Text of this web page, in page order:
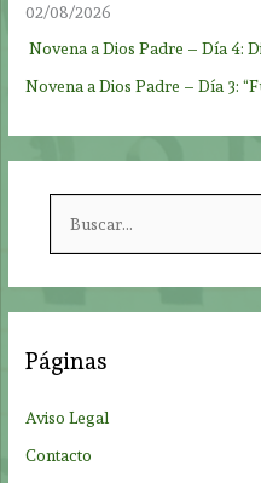
02/08/2026
Novena a Dios Padre – Día 4:
Novena a Dios Padre – Día 3:
r
Páginas
Aviso Legal
Contacto